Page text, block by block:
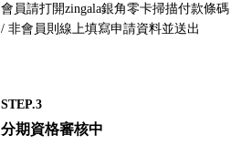
會員請打開zingala銀角零卡掃描付款條碼
/ 非會員則線上填寫申請資料並送出
STEP.3
分期資格審核中